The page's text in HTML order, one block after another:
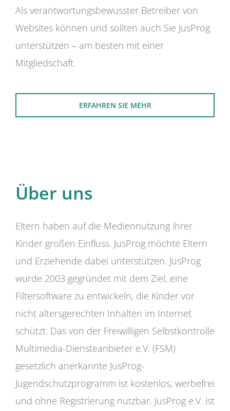
Als verantwortungsbewusster Betreiber von
Websites können und sollten auch Sie JusProg
unterstützen – am besten mit einer
Mitgliedschaft.
ERFAHREN SIE MEHR
Über uns
Eltern haben auf die Mediennutzung ihrer
Kinder großen Einfluss. JusProg möchte Eltern
und Erziehende dabei unterstützen. JusProg
wurde 2003 gegründet mit dem Ziel, eine
Filtersoftware zu entwickeln, die Kinder vor
nicht altersgerechten Inhalten im Internet
schützt. Das von der Freiwilligen Selbstkontrolle
Multimedia-Diensteanbieter e.V. (FSM)
gesetzlich anerkannte JusProg-
Jugendschutzprogramm ist kostenlos, werbefrei
und ohne Registrierung nutzbar. JusProg e.V. ist